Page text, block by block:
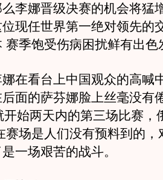
李娜晋级决赛的机会将猛
现任世界第一绝对领先的
赛季饱受伤病困扰鲜有出色
看台上中国观众的高喊
面的萨芬娜脸上丝毫没有
始两天内的第三场比赛，
赛场是人们没有预料到的，
一场艰苦的战斗。